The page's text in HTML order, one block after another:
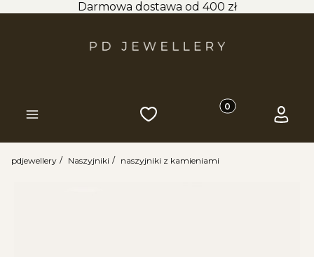
Darmowa dostawa od 400 zł
Menu Ulubione Produkty w
Koszyk Zaloguj
pdjewellery Naszyjniki naszyjniki z kamieniami